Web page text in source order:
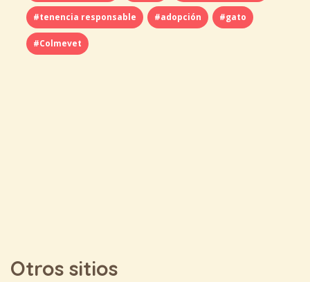
#tenencia responsable #adopción #gato
#Colmevet
Otros sitios